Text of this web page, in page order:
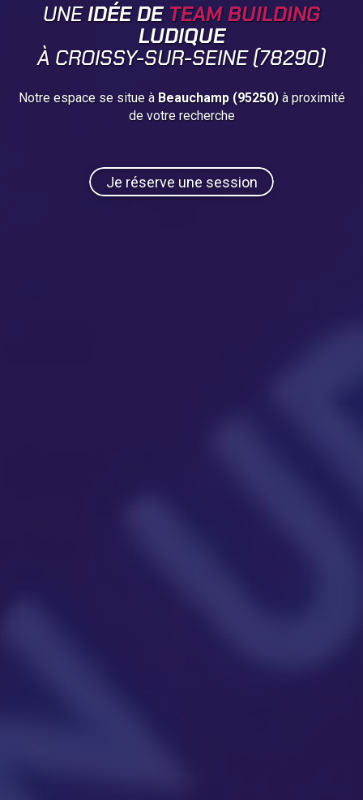
UNEIDÉE DE TEAM BUILDING
LUDIQUE
À CROISSY-SUR-SEINE (78290)
Notre espace se situe à Beauchamp (95250)à proximité
de votre recherche
Je réserve une session